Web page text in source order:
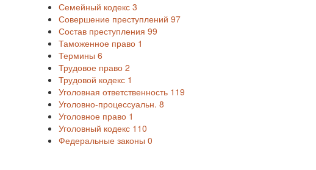
Семейный кодекс 3
Совершение преступлений 97
Состав преступления 99
Таможенное право 1
Термины 6
Трудовое право 2
Трудовой кодекс 1
Уголовная ответственность 119
Уголовно-процессуальн. 8
Уголовное право 1
Уголовный кодекс 110
Федеральные законы 0